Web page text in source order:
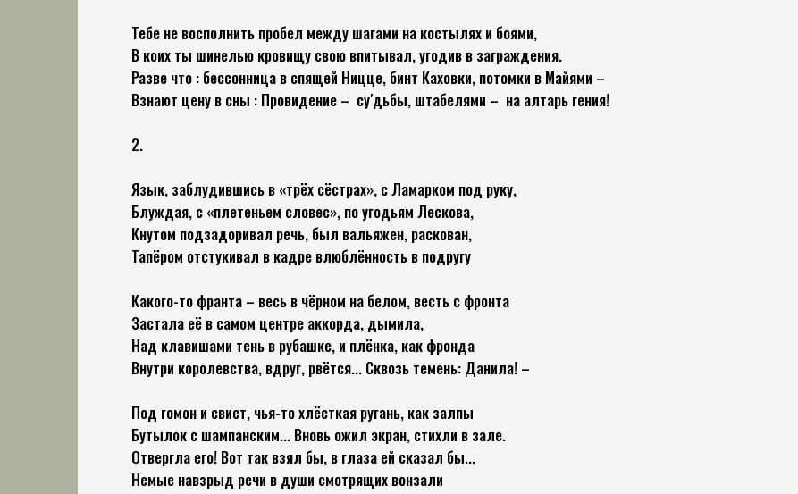
Тебе не восполнить пробел между шагами на костылях и боями,
В коих ты шинелью кровищу свою впитывал, угодив в заграждения.
Разве что : бессонница в спящей Ницце, бинт Каховки, потомки в Майями –
Взнают цену в сны : Провидение – су′дьбы, штабелями – на алтарь гения!
2.
Язык, заблудившись в «трёх сёстрах», с Ламарком под руку,
Блуждая, с «плетеньем словес», по угодьям Лескова,
Кнутом подзадоривал речь, был вальяжен, раскован,
Тапёром отстукивал в кадре влюблённость в подругу
Какого-то франта – весь в чёрном на белом, весть с фронта
Застала её в самом центре аккорда, дымила,
Над клавишами тень в рубашке, и плёнка, как фронда
Внутри королевства, вдруг, рвётся... Сквозь темень: Данила! –
Под гомон и свист, чья-то хлёсткая ругань, как залпы
Бутылок с шампанским... Вновь ожил экран, стихли в зале.
Отвергла его! Вот так взял бы, в глаза ей сказал бы...
Немые навзрыд речи в души смотрящих вонзали